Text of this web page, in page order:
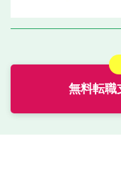
無料転職